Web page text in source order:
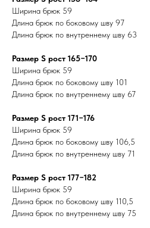
Ширина брюк 59
Длина брюк по боковому шву 97
Длина брюк по внутреннему шву 63
Размер S рост 165−170
Ширина брюк 59
Длина брюк по боковому шву 101
Длина брюк по внутреннему шву 67
Размер S рост 171−176
Ширина брюк 59
Длина брюк по боковому шву 106,5
Длина брюк по внутреннему шву 71
Размер S рост 177−182
Ширина брюк 59
Длина брюк по боковому шву 110,5
Длина брюк по внутреннему шву 75